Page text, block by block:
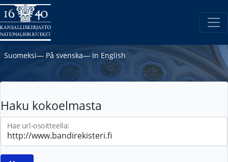
Suomeksi― På svenska― In English
Haku kokoelmasta
Hae url-osoitteella: